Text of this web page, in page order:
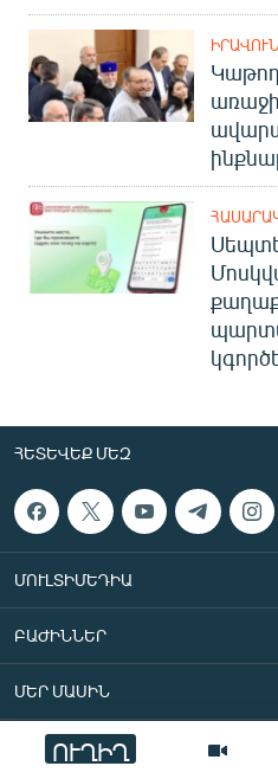
ՈՒՂԻՂ
ՀԵՏԵՎԵՔ ՄԵԶ
ՄՈՒԼՏԻՄԵԴԻԱ
ԲԱԺԻՆՆԵՐ
ՄԵՐ ՄԱՍԻՆ
«Ազատ Եվրոպա/